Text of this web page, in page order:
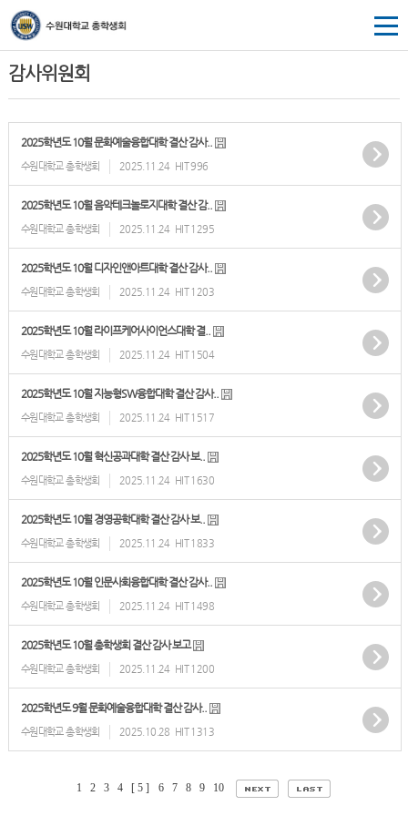
감사위원회
2025학년도 10월 문화예술융합대학 결산 감사..
수원대학교 총학생회 2025.11.24 HIT 996
2025학년도 10월 음악테크놀로지대학 결산 감..
수원대학교 총학생회 2025.11.24 HIT 1295
2025학년도 10월 디자인앤아트대학 결산 감사..
수원대학교 총학생회 2025.11.24 HIT 1203
2025학년도 10월 라이프케어사이언스대학 결..
수원대학교 총학생회 2025.11.24 HIT 1504
2025학년도 10월 지능형SW융합대학 결산 감사..
수원대학교 총학생회 2025.11.24 HIT 1517
2025학년도 10월 혁신공과대학 결산 감사 보..
수원대학교 총학생회 2025.11.24 HIT 1630
2025학년도 10월 경영공학대학 결산 감사 보..
수원대학교 총학생회 2025.11.24 HIT 1833
2025학년도 10월 인문사회융합대학 결산 감사..
수원대학교 총학생회 2025.11.24 HIT 1498
2025학년도 10월 총학생회 결산 감사 보고
수원대학교 총학생회 2025.11.24 HIT 1200
2025학년도 9월 문화예술융합대학 결산 감사..
수원대학교 총학생회 2025.10.28 HIT 1313
1 2 3 4 [ 5 ] 6 7 8 9 10